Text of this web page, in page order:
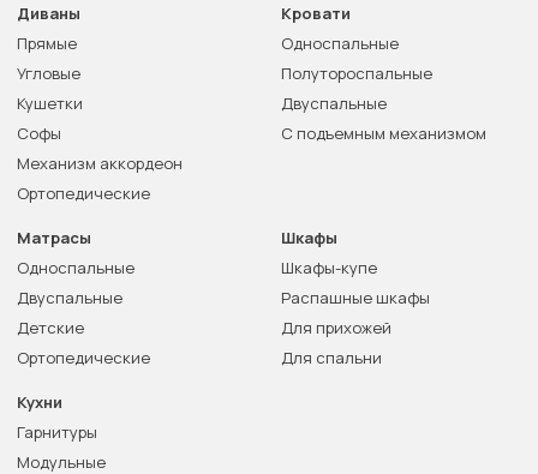
Диваны
Прямые
Угловые
Кушетки
Софы
Механизм аккордеон
Ортопедические
Кровати
Односпальные
Полутороспальные
Двуспальные
С подъемным механизмом
Матрасы
Односпальные
Двуспальные
Детские
Ортопедические
Шкафы
Шкафы-купе
Распашные шкафы
Для прихожей
Для спальни
Кухни
Гарнитуры
Модульные